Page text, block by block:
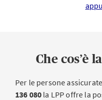
Che cos’è
Per le persone
136 080 la LPP offre la